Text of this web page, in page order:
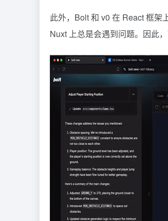
此外，Bolt 和 v0 在 React框架
Nuxt 上总是会遇到问题。因此